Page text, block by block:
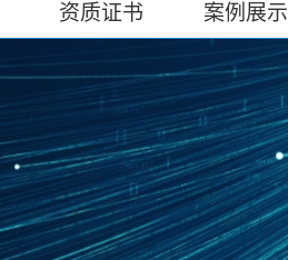
资质证书 案例展示